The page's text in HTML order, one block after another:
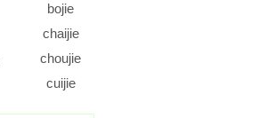
bojie
chaijie
choujie
cuijie